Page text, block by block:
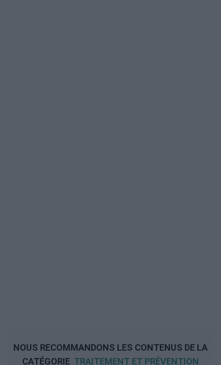
NOUS RECOMMANDONS LES CONTENUS DE LA
CATÉGORIE TRAITEMENT ET PRÉVENTION